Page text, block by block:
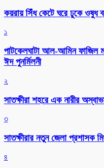
কয়রায় সিঁধ কেটে ঘরে ঢুকে ওষুধ
১
পাটকেলঘাটা আল-আমিন ফাজিল
ঈদ পুনর্মিলনী
২
সাতক্ষীরা শহরে এক নারীর
৩
সাতক্ষীরার নতুন জেলা প্রশাসক
৪